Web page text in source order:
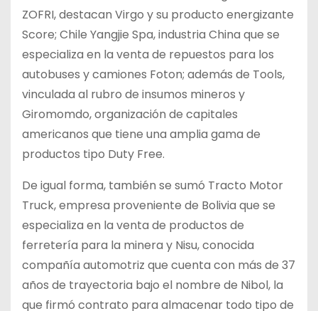
ZOFRI, destacan Virgo y su producto energizante
Score; Chile Yangjie Spa, industria China que se
especializa en la venta de repuestos para los
autobuses y camiones Foton; además de Tools,
vinculada al rubro de insumos mineros y
Giromomdo, organización de capitales
americanos que tiene una amplia gama de
productos tipo Duty Free.
De igual forma, también se sumó Tracto Motor
Truck, empresa proveniente de Bolivia que se
especializa en la venta de productos de
ferretería para la minera y Nisu, conocida
compañía automotriz que cuenta con más de 37
años de trayectoria bajo el nombre de Nibol, la
que firmó contrato para almacenar todo tipo de